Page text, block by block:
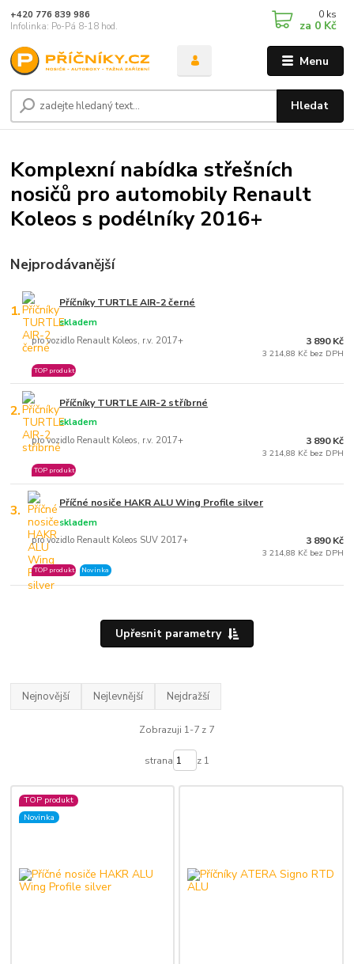
Menu
Hledat
+420 776 839 986
Infolinka: Po-Pá 8-18 hod.
0 ks
za 0 Kč
Komplexní nabídka střešních
nosičů pro automobily Renault
Koleos s podélníky 2016+
Nejprodávanější
1. Příčníky TURTLE AIR-2 černé
pro vozidlo Renault Koleos, r.v. 2017+
skladem
TOP produkt
3 890 Kč
3 214,88 Kč bez DPH
2. Příčníky TURTLE AIR-2 stříbrné
pro vozidlo Renault Koleos, r.v. 2017+
skladem
TOP produkt
3 890 Kč
3 214,88 Kč bez DPH
3. Příčné nosiče HAKR ALU Wing Profile silver
pro vozidlo Renault Koleos SUV 2017+
skladem
TOP produkt Novinka
3 890 Kč
3 214,88 Kč bez DPH
Upřesnit parametry
Nejnovější Nejlevnější Nejdražší
Zobrazuji 1-7 z 7
strana z 1
TOP produkt
Novinka